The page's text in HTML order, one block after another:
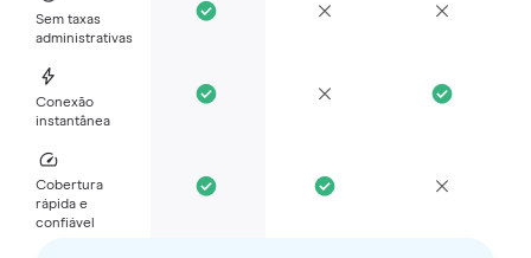
Sem taxas
administrativas
Conexão
instantânea
Cobertura
rápida e
confiável